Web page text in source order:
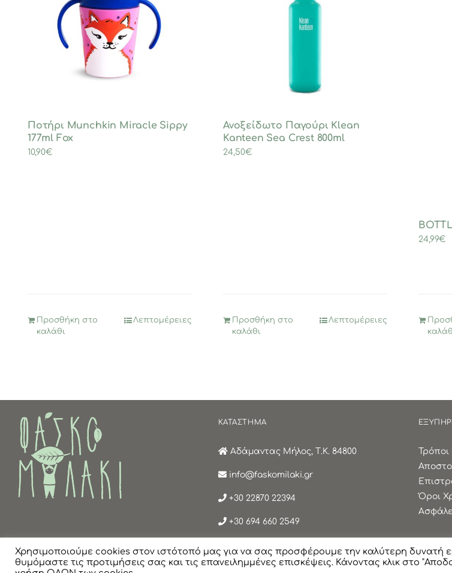
Ποτήρι Munchkin Miracle Sippy
177ml Fox
10,90€
Προσθήκη στο
καλάθι
Λεπτομέρειες
Ανοξείδωτο Παγούρι Klean
Kanteen Sea Crest 800ml
24,50€
Προσθήκη στο
καλάθι
Λεπτομέρειες
24,99€
ΚΑΤΑΣΤΗΜΑ
Αδάμαντας Μήλος, Τ.Κ. 84800
info@faskomilaki.gr
+30 22870 22394
+30 694 660 2549
Όροι
© Copyright 2026 Faskomilaki All Rights Reserved | Πολιτική
Χρησιμοποιούμε cookies στον ιστότοπό μας για να σας προσφέρουμε την καλύτερη δυνατή
θυμόμαστε τις προτιμήσεις σας και τις επανειλημμένες επισκέψεις. Κάνοντας κλικ στο